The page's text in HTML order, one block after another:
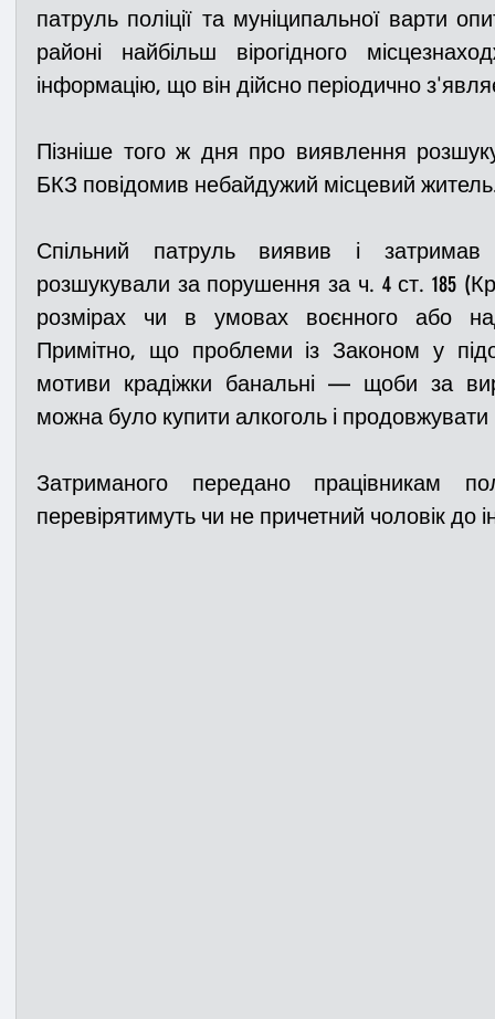
Медицина Новини ДТП
Війна Розмінування Добровільна
Курс спротиву Цивільний захист
Громадське формування
патруль поліції та муніципальної варти
районі найбільш вірогідного
інформацію, що він дійсно періодично
Пізніше того ж дня про виявлення
БКЗ повідомив небайдужий місцевий
Спільний патруль виявив і
розшукували за порушення за ч. 4 ст. 185
Примітно, що проблеми із Законом у
мотиви крадіжки банальні — щоби за
можна було купити алкоголь і продовжувати
Затриманого передано працівникам
перевірятимуть чи не причетний чоловік до